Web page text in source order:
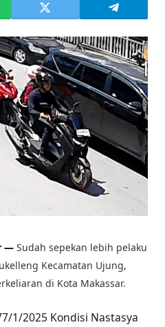
— Sudah sepekan lebih pelaku
Kecamatan Ujung,
di Kota Makassar.
1/2025 Kondisi Nastasya